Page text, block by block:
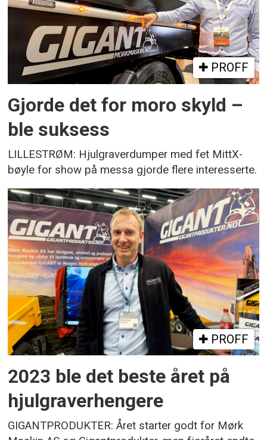
PROFF
Gjorde det for moro skyld –
ble suksess
LILLESTRØM: Hjulgraverdumper med fet MittX-
bøyle for show på messa gjorde flere interesserte.
PROFF
2023 ble det beste året på
hjulgraverhengere
GIGANTPRODUKTER: Året starter godt for Mørk